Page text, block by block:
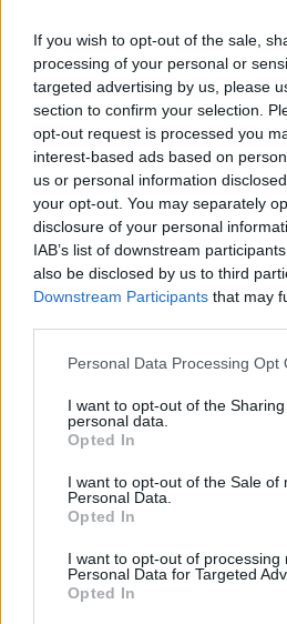
If you wish to opt-out of the sale,
processing of your personal or
targeted advertising by us, please
section to confirm your selection.
opt-out request is processed you
interest-based ads based on
us or personal information
your opt-out. You may separately
disclosure of your personal
IAB’s list of downstream
also be disclosed by us to third
Downstream Participants that may
Please note that this website/app
not limited to your visit or usage
grant or deny consent to Google
use your data for below specified
consent section.
Personal Data Processing Opt
I want to opt-out of the
personal data.
Opted In
I want to opt-out of the Sale of
Personal Data.
Opted In
I want to opt-out of processing
Personal Data for Targeted
Opted In
Ha szereted a Baldur's Gate-
Eternityt, akkor ez a magyar
készül
Avaria: Iron Rule, a Black Geyser: